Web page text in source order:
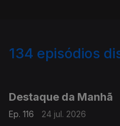
134 episódios
Destaque da Manhã
Ep. 116
24 jul. 2026